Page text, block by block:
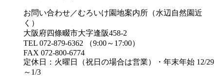
お問い合わせ／むろいけ園地案内所（水辺自然園近
く）
大阪府四條畷市大字逢阪458-2
TEL 072-879-6362 （9:00～17:00）
FAX 072-800-6774
定休日：火曜日（祝日の場合は営業）・年末年始 12/29
～1/3